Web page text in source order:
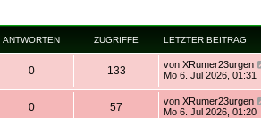
ANTWORTEN ZUGRIFFE LETZTER BEITRAG
0 133 von XRumer23urgen
Mo 6. Jul 2026, 01:31
0 57 von XRumer23urgen
Mo 6. Jul 2026, 01:20